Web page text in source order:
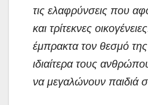
τις ελαφρύνσεις που
και τρίτεκνες
έμπρακτα τον θεσμό της
ιδιαίτερα τους
να μεγαλώνουν παιδιά